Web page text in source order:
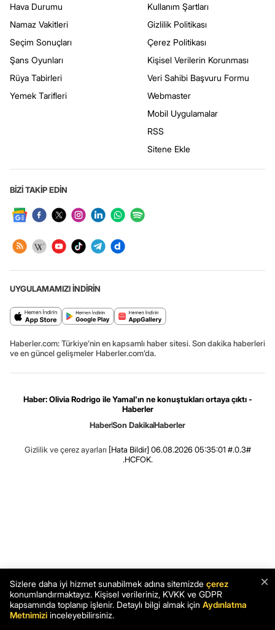
Hava Durumu
Namaz Vakitleri
Seçim Sonuçları
Şans Oyunları
Rüya Tabirleri
Yemek Tarifleri
Kullanım Şartları
Gizlilik Politikası
Çerez Politikası
Kişisel Verilerin Korunması
Veri Sahibi Başvuru Formu
Webmaster
Mobil Uygulamalar
RSS
Sitene Ekle
BİZİ TAKİP EDİN
UYGULAMAMIZI İNDİRİN
Haberler.com: Türkiye’nin en kapsamlı haber sitesi. Son dakika haberleri
ve en güncel gelişmeler Haberler.com’da.
Haber: Olivia Rodrigo ile Yamal'ın ne konuştukları ortaya çıktı -
Haberler
HaberSon DakikaHaberler
Gizlilik ve çerez ayarları [Hata Bildir] 06.08.2026 05:35:01 #.0.3#
.HCFOK.
×
Sizlere daha iyi hizmet sunabilmek adına sitemizde çerez
konumlandırmaktayız. Kişisel verileriniz, KVKK ve GDPR
kapsamında toplanıp işlenir. Detaylı bilgi almak için Aydınlatma
Metnimizi inceleyebilirsiniz.